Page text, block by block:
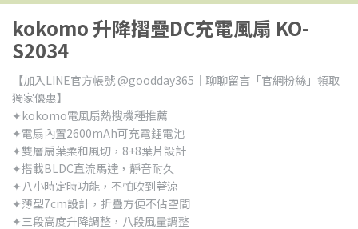
kokomo 升降摺疊DC充電風扇 KO-
S2034
【加入LINE官方帳號 @goodday365｜聊聊留言「官網粉絲」領取
獨家優惠】
✦kokomo電風扇熱搜機種推薦
✦電扇內置2600mAh可充電鋰電池
✦雙層扇葉柔和風切，8+8葉片設計
✦搭載BLDC直流馬達，靜音耐久
✦八小時定時功能，不怕吹到著涼
✦薄型7cm設計，折疊方便不佔空間
✦三段高度升降調整，八段風量調整